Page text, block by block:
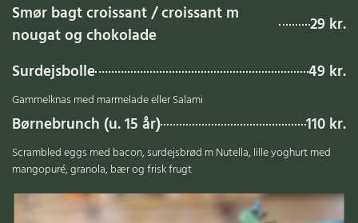
Smør bagt croissant / croissant m
nougat og chokolade
29 kr.
Surdejsbolle
49 kr.
Gammelknas med marmelade eller Salami
Børnebrunch (u. 15 år) 110 kr.
Scrambled eggs med bacon, surdejsbrød m Nutella, lille yoghurt med
mangopuré, granola, bær og frisk frugt